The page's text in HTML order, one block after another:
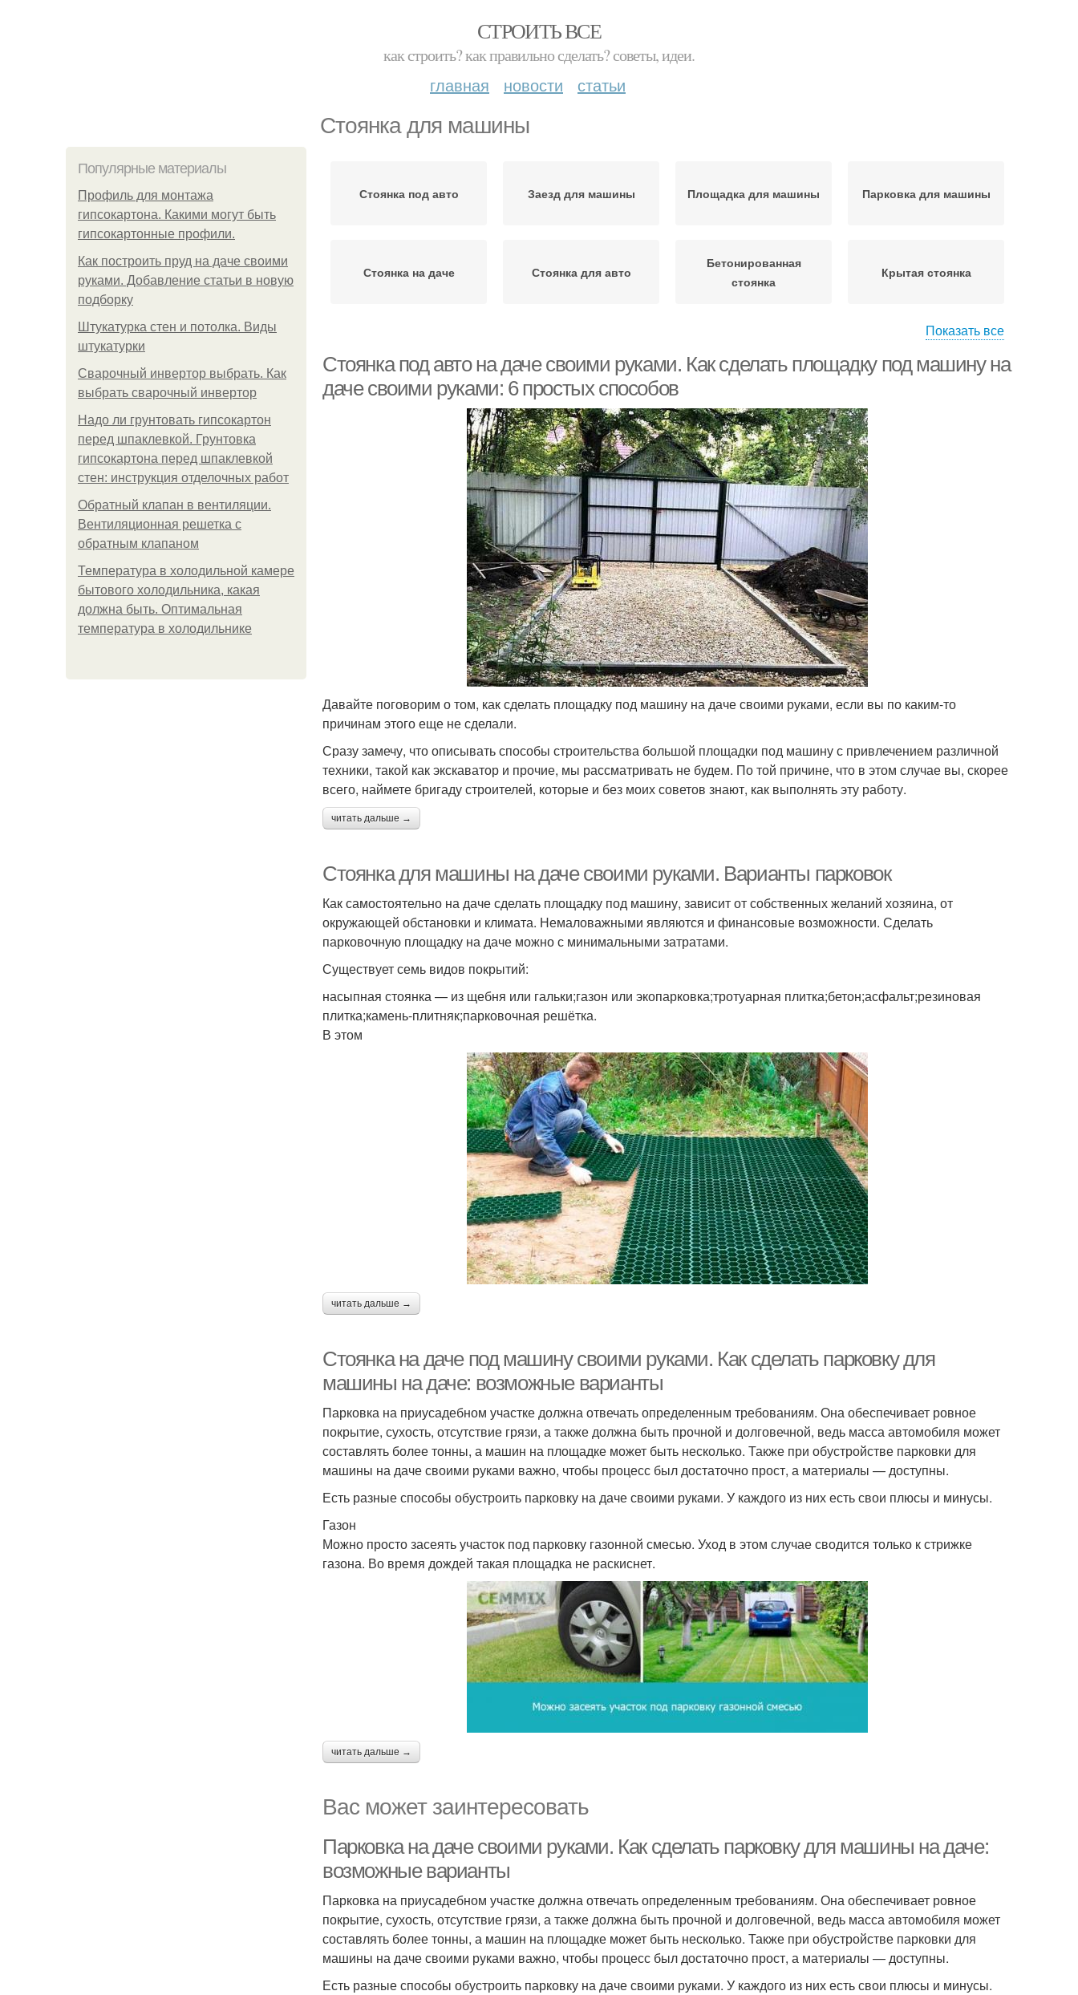
СТРОИТЬ ВСЕ
как строить? как правильно сделать? советы, идеи.
главная новости статьи
Стоянка для машины
Популярные материалы
Профиль для монтажа
гипсокартона. Какими могут быть
гипсокартонные профили.
Как построить пруд на даче своими
руками. Добавление статьи в новую
подборку
Штукатурка стен и потолка. Виды
штукатурки
Сварочный инвертор выбрать. Как
выбрать сварочный инвертор
Надо ли грунтовать гипсокартон
перед шпаклевкой. Грунтовка
гипсокартона перед шпаклевкой
стен: инструкция отделочных работ
Обратный клапан в вентиляции.
Вентиляционная решетка с
обратным клапаном
Температура в холодильной камере
бытового холодильника, какая
должна быть. Оптимальная
температура в холодильнике
Стоянка под авто Заезд для машины Площадка для машины Парковка для машины
Стоянка на даче Стоянка для авто
Бетонированная
стоянка
Крытая стоянка
Показать все
Стоянка под авто на даче своими руками. Как сделать площадку под машину на
даче своими руками: 6 простых способов
Давайте поговорим о том, как сделать площадку под машину на даче своими руками, если вы по каким-то
причинам этого еще не сделали.
Сразу замечу, что описывать способы строительства большой площадки под машину с привлечением различной
техники, такой как экскаватор и прочие, мы рассматривать не будем. По той причине, что в этом случае вы, скорее
всего, наймете бригаду строителей, которые и без моих советов знают, как выполнять эту работу.
читать дальше →
Стоянка для машины на даче своими руками. Варианты парковок
Как самостоятельно на даче сделать площадку под машину, зависит от собственных желаний хозяина, от
окружающей обстановки и климата. Немаловажными являются и финансовые возможности. Сделать
парковочную площадку на даче можно с минимальными затратами.
Существует семь видов покрытий:
насыпная стоянка — из щебня или гальки;газон или экопарковка;тротуарная плитка;бетон;асфальт;резиновая
плитка;камень-плитняк;парковочная решётка.
В этом
читать дальше →
Стоянка на даче под машину своими руками. Как сделать парковку для
машины на даче: возможные варианты
Парковка на приусадебном участке должна отвечать определенным требованиям. Она обеспечивает ровное
покрытие, сухость, отсутствие грязи, а также должна быть прочной и долговечной, ведь масса автомобиля может
составлять более тонны, а машин на площадке может быть несколько. Также при обустройстве парковки для
машины на даче своими руками важно, чтобы процесс был достаточно прост, а материалы — доступны.
Есть разные способы обустроить парковку на даче своими руками. У каждого из них есть свои плюсы и минусы.
Газон
Можно просто засеять участок под парковку газонной смесью. Уход в этом случае сводится только к стрижке
газона. Во время дождей такая площадка не раскиснет.
читать дальше →
Вас может заинтересовать
Парковка на даче своими руками. Как сделать парковку для машины на даче:
возможные варианты
Парковка на приусадебном участке должна отвечать определенным требованиям. Она обеспечивает ровное
покрытие, сухость, отсутствие грязи, а также должна быть прочной и долговечной, ведь масса автомобиля может
составлять более тонны, а машин на площадке может быть несколько. Также при обустройстве парковки для
машины на даче своими руками важно, чтобы процесс был достаточно прост, а материалы — доступны.
Есть разные способы обустроить парковку на даче своими руками. У каждого из них есть свои плюсы и минусы.